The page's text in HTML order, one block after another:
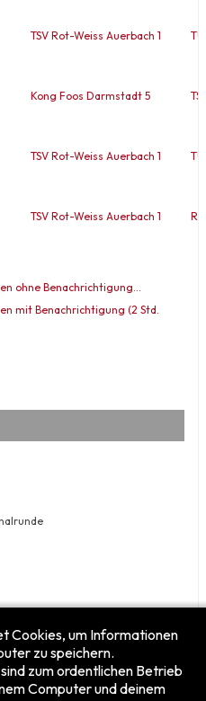
TSV Rot-Weiss Auerbach 1
Kong Foos Darmstadt 5
TSV Rot-Weiss Auerbach 1
TSV Rot-Weiss Auerbach 1
ohne Benachrichtigung…
mit Benachrichtigung (2 Std.
Süd
Cookies, um Informationen
zu speichern.
zum ordentlichen Betrieb
Computer und deinem